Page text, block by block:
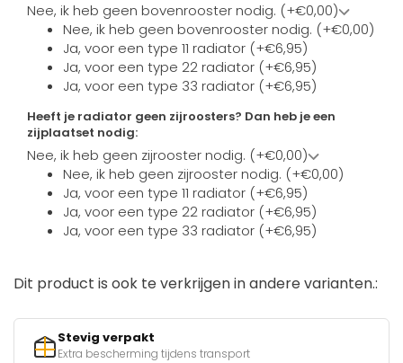
Nee, ik heb geen bovenrooster nodig. (+€0,00)
Nee, ik heb geen bovenrooster nodig. (+€0,00)
Ja, voor een type 11 radiator (+€6,95)
Ja, voor een type 22 radiator (+€6,95)
Ja, voor een type 33 radiator (+€6,95)
Heeft je radiator geen zijroosters? Dan heb je een
zijplaatset nodig:
Nee, ik heb geen zijrooster nodig. (+€0,00)
Nee, ik heb geen zijrooster nodig. (+€0,00)
Ja, voor een type 11 radiator (+€6,95)
Ja, voor een type 22 radiator (+€6,95)
Ja, voor een type 33 radiator (+€6,95)
Dit product is ook te verkrijgen in andere varianten.:
Stevig verpakt
Extra bescherming tijdens transport